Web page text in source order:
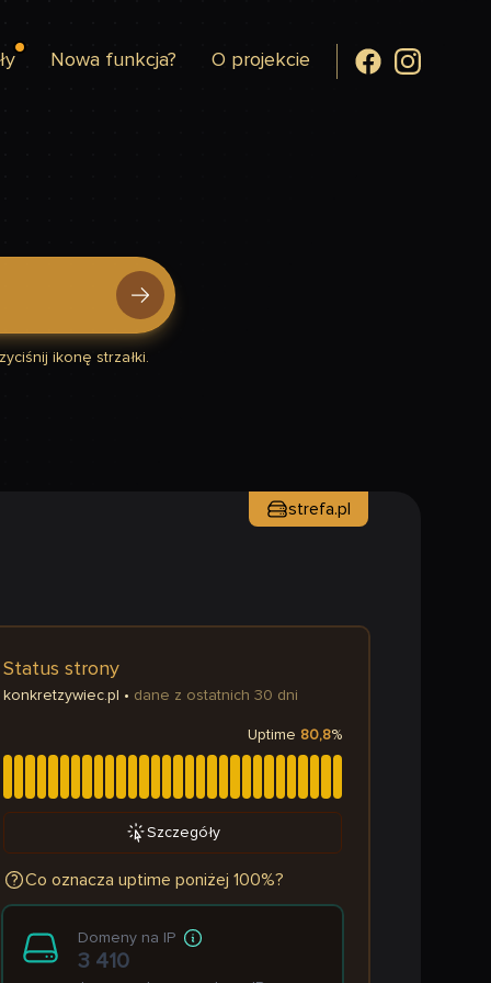
Nowa funkcja? O projekcie
ikonę strzałki.
strefa.pl
Status strony
konkretzywiec.pl • dane z ostatnich 30 dni
Uptime 80,8%
Szczegóły
Co oznacza uptime poniżej 100%?
Domeny na IP
3 410